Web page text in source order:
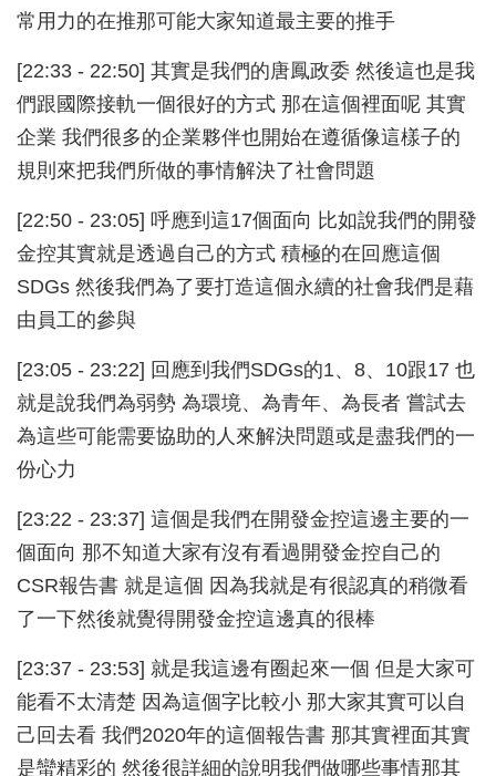
常用力的在推那可能大家知道最主要的推手
[22:33 - 22:50] 其實是我們的唐鳳政委 然後這也是我
們跟國際接軌一個很好的方式 那在這個裡面呢 其實
企業 我們很多的企業夥伴也開始在遵循像這樣子的
規則來把我們所做的事情解決了社會問題
[22:50 - 23:05] 呼應到這17個面向 比如說我們的開發
金控其實就是透過自己的方式 積極的在回應這個
SDGs 然後我們為了要打造這個永續的社會我們是藉
由員工的參與
[23:05 - 23:22] 回應到我們SDGs的1、8、10跟17 也
就是說我們為弱勢 為環境、為青年、為長者 嘗試去
為這些可能需要協助的人來解決問題或是盡我們的一
份心力
[23:22 - 23:37] 這個是我們在開發金控這邊主要的一
個面向 那不知道大家有沒有看過開發金控自己的
CSR報告書 就是這個 因為我就是有很認真的稍微看
了一下然後就覺得開發金控這邊真的很棒
[23:37 - 23:53] 就是我這邊有圈起來一個 但是大家可
能看不太清楚 因為這個字比較小 那大家其實可以自
己回去看 我們2020年的這個報告書 那其實裡面其實
是蠻精彩的 然後很詳細的說明我們做哪些事情那其